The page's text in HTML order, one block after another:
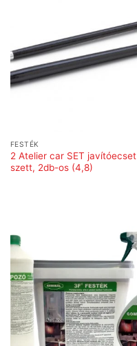
FESTÉK
2 Atelier car SET javítóecset
szett, 2db-os (4,8)